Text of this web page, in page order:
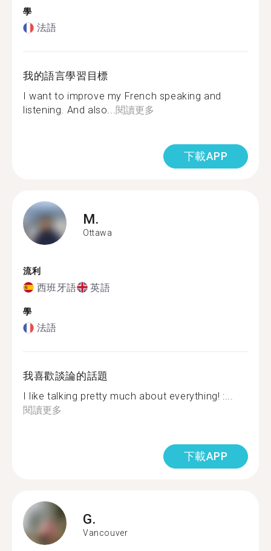
學
法語
我的語言學習目標
I want to improve my French speaking and
listening. And also...閱讀更多
下載APP
M.
Ottawa
流利
西班牙語 英語
學
法語
我喜歡談論的話題
I like talking pretty much about everything! :...
閱讀更多
下載APP
G.
Vancouver